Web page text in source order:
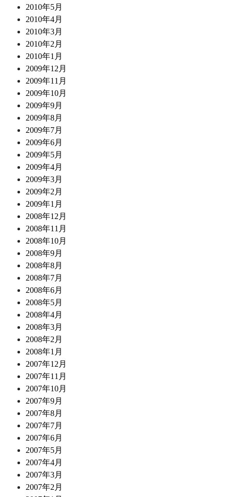
2010年5月
2010年4月
2010年3月
2010年2月
2010年1月
2009年12月
2009年11月
2009年10月
2009年9月
2009年8月
2009年7月
2009年6月
2009年5月
2009年4月
2009年3月
2009年2月
2009年1月
2008年12月
2008年11月
2008年10月
2008年9月
2008年8月
2008年7月
2008年6月
2008年5月
2008年4月
2008年3月
2008年2月
2008年1月
2007年12月
2007年11月
2007年10月
2007年9月
2007年8月
2007年7月
2007年6月
2007年5月
2007年4月
2007年3月
2007年2月